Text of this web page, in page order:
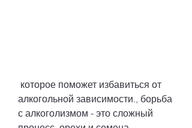
алкогольной зависимости., борьба
с алкоголизмом - это сложный